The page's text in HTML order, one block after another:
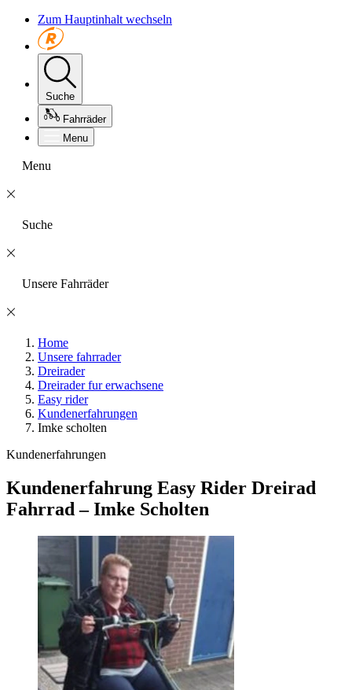
Zum Hauptinhalt wechseln
Suche
Fahrräder
Menu
Menu
Suche
Unsere Fahrräder
Home
Unsere fahrrader
Dreirader
Dreirader fur erwachsene
Easy rider
Kundenerfahrungen
Imke scholten
Kundenerfahrungen
Kundenerfahrung Easy Rider Dreirad
Fahrrad – Imke Scholten